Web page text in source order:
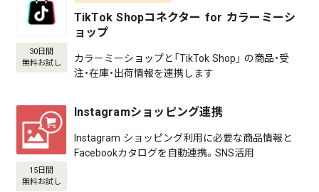
30日間
無料お試し
TikTok Shopコネクター for カラーミーシ
ョップ
カラーミーショップと「TikTok Shop」 の商品・受
注・在庫・出荷情報を連携します
15日間
無料お試し
Instagramショッピング連携
Instagram ショッピング利用に必要な商品情報と
Facebookカタログを自動連携。SNS活用